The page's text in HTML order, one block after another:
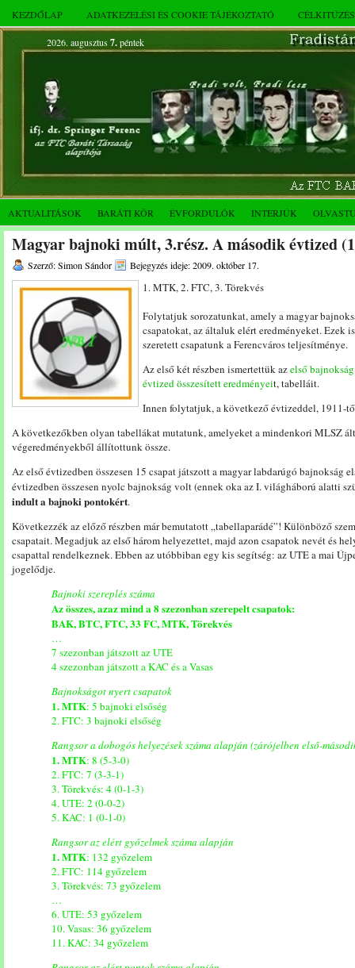
KEZDŐLAP ADATKEZELÉSI ÉS COOKIE TÁJÉKOZTATÓ
2026. augusztus 7.péntek
AKTUALITÁSOK BARÁTI KÖR ÉVFORDULÓK INTERJÚK
Magyar bajnoki múlt, 3.rész. A második évtized
Szerző: Simon Sándor Bejegyzés ideje: 2009. október 17.
1. MTK, 2. FTC, 3. Törekvés
Folytatjuk sorozatunkat, amely a magyar
csapatokat, az általuk elért eredményeket. Ezek
szeretett csapatunk a Ferencváros teljesítménye.
Az első két részben ismertettük azelső
évtized összesített eredményeit, tabelláit.
Innen folytatjuk, a következő évtizeddel, 1911-
A következőkben olyan tabellákat mutatunk, amelyeket a mindenkori MLSZ
végeredményekből állítottunk össze.
Az első évtizedben összesen 15 csapat játszott a magyar labdarúgó bajnokság
évtizedben összesen nyolc bajnokság volt (ennek oka az I. világháború alatti
indult a bajnoki pontokért.
Következzék az előző részben már bemutatott „tabellaparádé”! Különböző
csapatait. Megadjuk az első három helyezettet, majd azon csapatok nevét és
csapattal rendelkeznek. Ebben az utóbbiban egy kis segítség: az UTE a mai
jogelődje.
Bajnoki szereplés száma
Az összes, azaz mind a 8 szezonban szerepelt csapatok:
BAK, BTC, FTC, 33 FC, MTK, Törekvés
…
7 szezonban játszott az UTE
4 szezonban játszott a KAC és a Vasas
Bajnokságot nyert csapatok
1. MTK: 5 bajnoki elsőség
2. FTC: 3 bajnoki elsőség
Rangsor a dobogós helyezések száma alapján (zárójelben első-
1. MTK: 8 (5-3-0)
2. FTC: 7 (3-3-1)
3. Törekvés: 4 (0-1-3)
4. UTE: 2 (0-0-2)
5. KAC: 1 (0-1-0)
Rangsor az elért győzelmek száma alapján
1. MTK: 132 győzelem
2. FTC: 114 győzelem
3. Törekvés: 73 győzelem
…
6. UTE: 53 győzelem
10. Vasas: 36 győzelem
11. KAC: 34 győzelem